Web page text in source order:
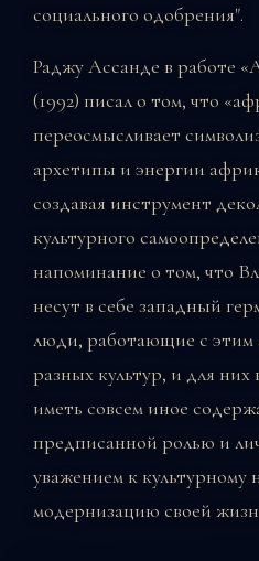
социального одобрения".
Раджу Ассанде в работе
(1992) писал о том, что
переосмысливает
архетипы и энергии
создавая инструмент
культурного
напоминание о том, что
несут в себе западный
люди, работающие с этим
разных культур, и для
иметь совсем иное
предписанной ролью и
уважением к
модернизацию своей